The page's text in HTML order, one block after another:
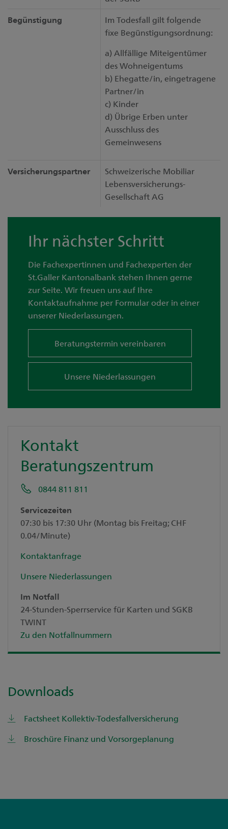
Begünstigung
Im Todesfall gilt folgende
fixe Begünstigungsordnung:
a) Allfällige Miteigentümer
des Wohneigentums
b) Ehegatte/in, eingetragene
Partner/in
c) Kinder
d) Übrige Erben unter
Ausschluss des
Gemeinwesens
Versicherungspartner
Schweizerische Mobiliar
Lebensversicherungs-
Gesellschaft AG
Ihr nächster Schritt
Die Fachexpertinnen und Fachexperten der
St.Galler Kantonalbank stehen Ihnen gerne
zur Seite. Wir freuen uns auf Ihre
Kontaktaufnahme per Formular oder in einer
unserer Niederlassungen.
Beratungstermin vereinbaren
Unsere Niederlassungen
Kontakt
Beratungszentrum
0844 811 811
Servicezeiten
07:30 bis 17:30 Uhr (Montag bis Freitag; CHF
0.04/Minute)
Kontaktanfrage
Unsere Niederlassungen
Im Notfall
24-Stunden-Sperrservice für Karten und SGKB
TWINT
Zu den Notfallnummern
Downloads
Factsheet Kollektiv-Todesfallversicherung
Broschüre Finanz und Vorsorgeplanung